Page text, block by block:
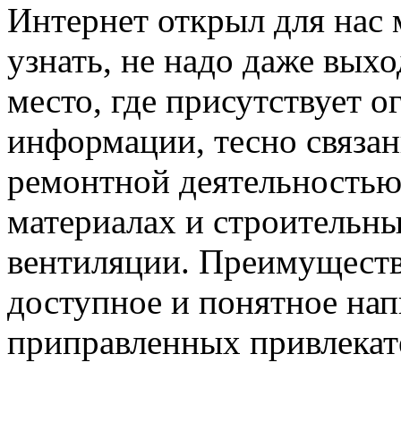
Интернет открыл для
узнать, не надо даже
место, где присутствует
информации, тесно
ремонтной
материалах и
вентиляции.
доступное и понятное
приправленных